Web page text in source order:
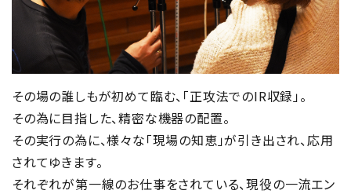
その場の誰しもが初めて臨む、「正攻法でのIR収録」。
その為に目指した、精密な機器の配置。
その実行の為に、様々な「現場の知恵」が引き出され、応用
されてゆきます。
それぞれが第一線のお仕事をされている、現役の一流エン